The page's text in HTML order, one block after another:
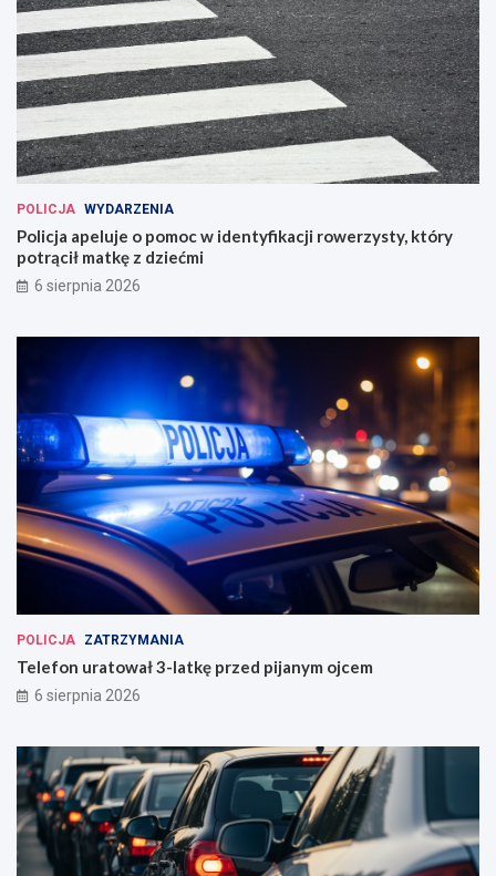
POLICJA WYDARZENIA
Policja apeluje o pomoc w identyfikacji rowerzysty, który
potrącił matkę z dziećmi
6 sierpnia 2026
POLICJA ZATRZYMANIA
Telefon uratował 3-latkę przed pijanym ojcem
6 sierpnia 2026